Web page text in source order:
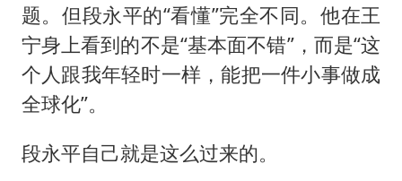
题。但段永平的“看懂”完全不同。他在王
宁身上看到的不是“基本面不错”，而是“这
个人跟我年轻时一样，能把一件小事做成
全球化”。
段永平自己就是这么过来的。